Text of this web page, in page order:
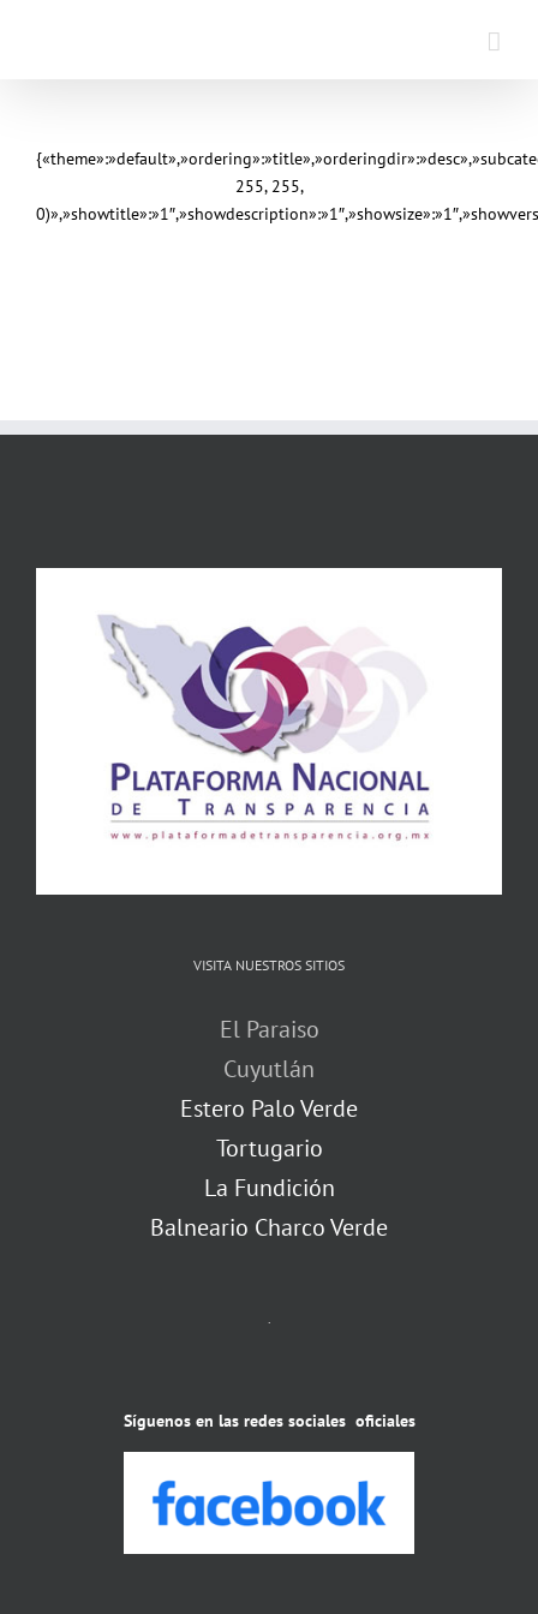
255, 255,
VISITA NUESTROS SITIOS
El Paraiso
Cuyutlán
Estero Palo Verde
Tortugario
La Fundición
Balneario Charco Verde
Síguenos en las redes sociales oficiales